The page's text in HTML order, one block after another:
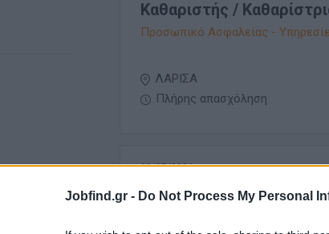
Jobfind.gr - Do Not Process My Personal
Καθαριστής /
Προσωπικό Ασφαλείας -
ΛΑΡΙΣΑ
Πλήρης απασχόληση
30/07/2026
Παραγωγή - Εργάτες - Τεχνίτες